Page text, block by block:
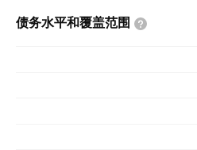
债务水平和覆盖范围